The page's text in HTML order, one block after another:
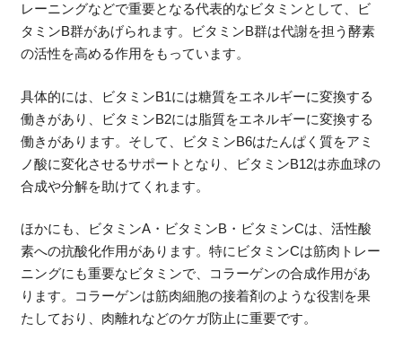
レーニングなどで重要となる代表的なビタミンとして、ビ
タミンB群があげられます。ビタミンB群は代謝を担う酵素
の活性を高める作用をもっています。
具体的には、ビタミンB1には糖質をエネルギーに変換する
働きがあり、ビタミンB2には脂質をエネルギーに変換する
働きがあります。そして、ビタミンB6はたんぱく質をアミ
ノ酸に変化させるサポートとなり、ビタミンB12は赤血球の
合成や分解を助けてくれます。
ほかにも、ビタミンA・ビタミンB・ビタミンCは、活性酸
素への抗酸化作用があります。特にビタミンCは筋肉トレー
ニングにも重要なビタミンで、コラーゲンの合成作用があ
ります。コラーゲンは筋肉細胞の接着剤のような役割を果
たしており、肉離れなどのケガ防止に重要です。